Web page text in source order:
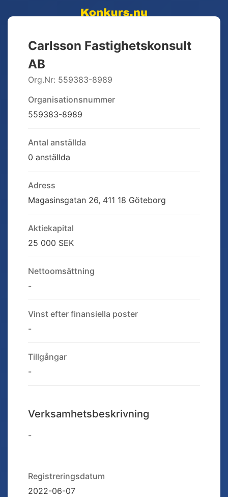
Carlsson Fastighetskonsult
AB
Org.Nr: 559383-8989
Organisationsnummer
559383-8989
Antal anställda
0 anställda
Adress
Magasinsgatan 26, 411 18 Göteborg
Aktiekapital
25 000 SEK
Nettoomsättning
-
Vinst efter finansiella poster
-
Tillgångar
-
Verksamhetsbeskrivning
-
Registreringsdatum
2022-06-07